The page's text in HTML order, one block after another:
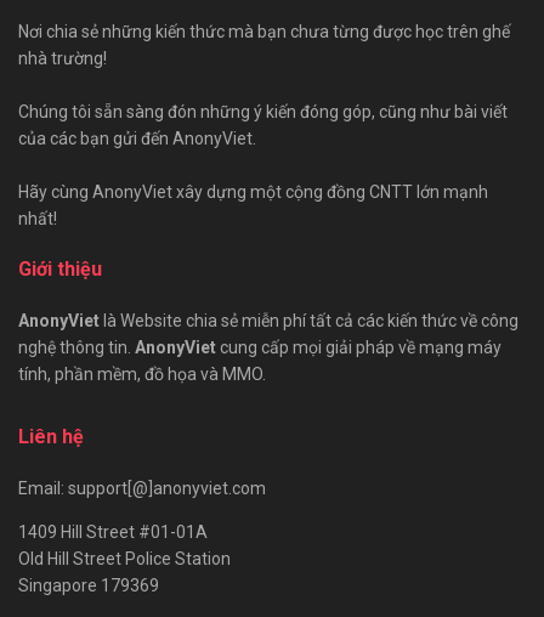
Nơi chia sẻ những kiến thức mà bạn chưa từng được học trên ghế
nhà trường!
Chúng tôi sẵn sàng đón những ý kiến đóng góp, cũng như bài viết
của các bạn gửi đến AnonyViet.
Hãy cùng AnonyViet xây dựng một cộng đồng CNTT lớn mạnh
nhất!
Giới thiệu
AnonyViet là Website chia sẻ miễn phí tất cả các kiến thức về công
nghệ thông tin. AnonyViet cung cấp mọi giải pháp về mạng máy
tính, phần mềm, đồ họa và MMO.
Liên hệ
Email: support[@]anonyviet.com
1409 Hill Street #01-01A
Old Hill Street Police Station
Singapore 179369